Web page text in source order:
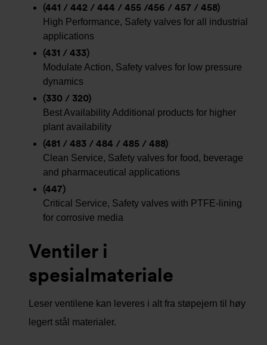
(441 / 442 / 444 / 455 /456 / 457 / 458)
High Performance, Safety valves for all industrial
applications
(431 / 433)
Modulate Action, Safety valves for low pressure
dynamics
(330 / 320)
Best Availability Additional products for higher
plant availability
(481 / 483 / 484 / 485 / 488)
Clean Service, Safety valves for food, beverage
and pharmaceutical applications
(447)
Critical Service, Safety valves with PTFE-lining
for corrosive media
Ventiler i
spesialmateriale
Leser ventilene kan leveres i alt fra støpejern til høy
legert stål materialer.